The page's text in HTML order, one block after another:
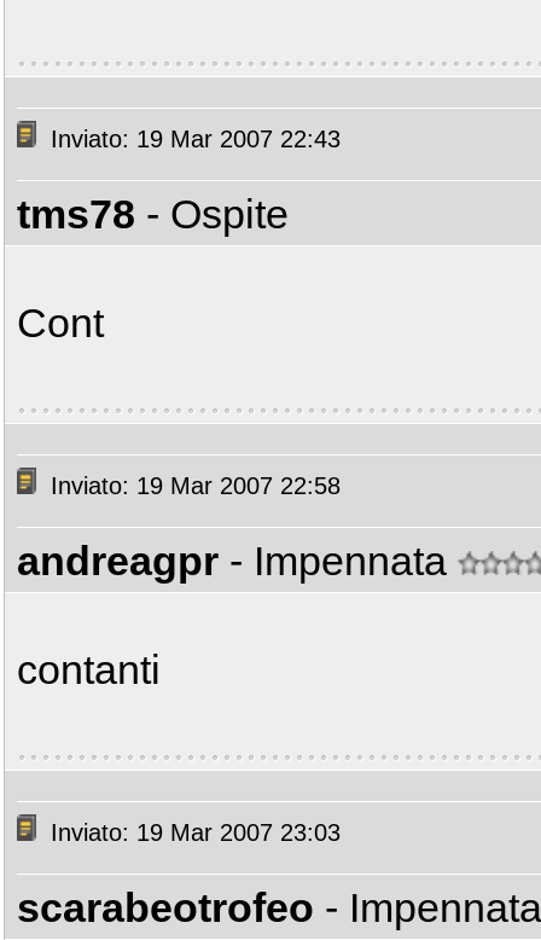
Inviato: 19 Mar 2007 22:43
tms78 - Ospite
Cont
Inviato: 19 Mar 2007 22:58
andreagpr - Impennata
contanti
Inviato: 19 Mar 2007 23:03
scarabeotrofeo -